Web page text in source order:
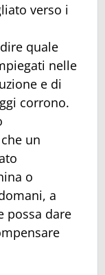
verso i
quale
nelle
e di
corrono.
un
o
a
possa dare